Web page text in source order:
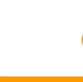
ツ
シ